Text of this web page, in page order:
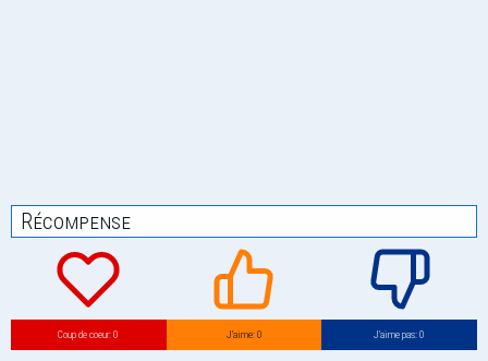
Récompense
Coup de coeur: 0 J’aime: 0 J’aime pas: 0